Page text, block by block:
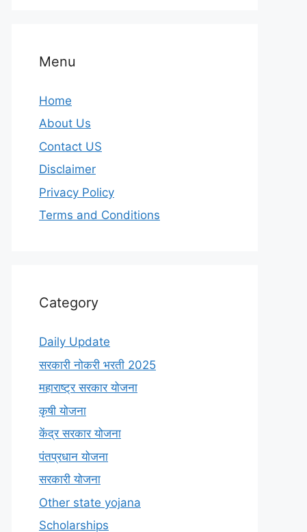
Menu
Home
About Us
Contact US
Disclaimer
Privacy Policy
Terms and Conditions
Category
Daily Update
सरकारी नोकरी भरती 2025
महाराष्ट्र सरकार योजना
कृषी योजना
केंद्र सरकार योजना
पंतप्रधान योजना
सरकारी योजना
Other state yojana
Scholarships